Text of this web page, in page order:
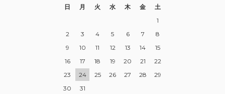
日
月 火 水 木 金
土
1
2
3 4 5 6 7
8
9
10 11 12 13 14
15
16
17 18 19 20 21
22
23
24 25 26 27 28
29
30
31